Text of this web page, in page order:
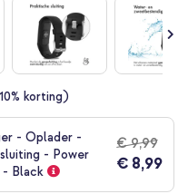
korting)
- Oplader -
- Power
- Black
€ 9,99
€ 8,99